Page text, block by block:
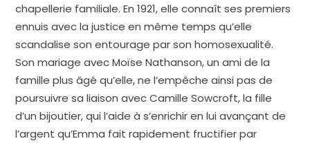
chapellerie familiale. En 1921, elle connaît ses premiers
ennuis avec la justice en même temps qu’elle
scandalise son entourage par son homosexualité.
Son mariage avec Moïse Nathanson, un ami de la
famille plus âgé qu’elle, ne l’empêche ainsi pas de
poursuivre sa liaison avec Camille Sowcroft, la fille
d’un bijoutier, qui l’aide à s’enrichir en lui avançant de
l’argent qu’Emma fait rapidement fructifier par